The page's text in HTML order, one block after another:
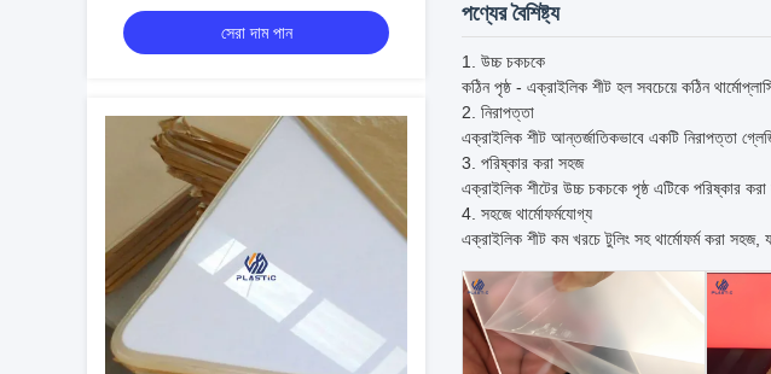
সেরা দাম পান
পণ্যের বৈশিষ্ট্য
1. উচ্চ চকচকে
কঠিন পৃষ্ঠ - এক্রাইলিক শীট হল সবচেয়ে কঠিন
2. নিরাপত্তা
এক্রাইলিক শীট আন্তর্জাতিকভাবে একটি নিরাপত্তা
3. পরিষ্কার করা সহজ
এক্রাইলিক শীটের উচ্চ চকচকে পৃষ্ঠ এটিকে পরিষ্কার
4. সহজে থার্মোফর্মযোগ্য
এক্রাইলিক শীট কম খরচে টুলিং সহ থার্মোফর্ম করা সহজ,